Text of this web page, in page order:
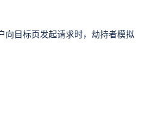
目标页发起请求时，劫持者模拟